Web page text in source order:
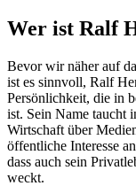
Wer ist Ralf
Bevor wir näher auf
ist es sinnvoll, Ralf
Persönlichkeit, die in
ist. Sein Name taucht
Wirtschaft über
öffentliche Interesse
dass auch sein
weckt.